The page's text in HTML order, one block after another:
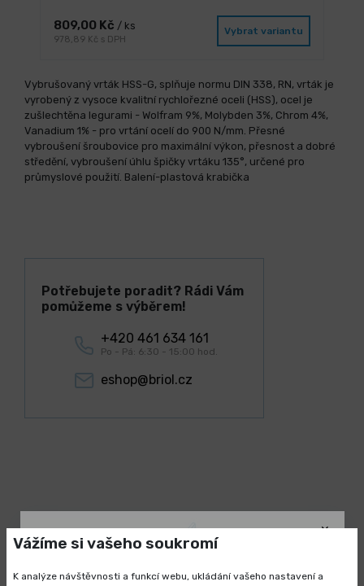
809,00 Kč / ks
978,89 Kč s DPH
Vybrat variantu
Vybrušovaný vrták HSS-G, splňuje normu DIN 338, RN, vrták je
vyrobený z vysoce kvalitní rychlořezné oceli (HSS), ocel je
zušlechtěna legurami - Wolfram 9%, Molybden 3%, Chrom 4%,
Vanadium 1% - pro vrtání ocelí do 900 N/mm. Přesné
vybroušení šroubovice pro maximální výkon, přesnost a dobré
středění, vybroušení úhlu špičky vrtáku 135°, určené pro
průmyslové použití. Balení-plastová krabička
Potřebujete poradit? Rádi Vám
pomůžeme s výběrem!
+420 461 634 161
Po - Pá: 6:30 - 15:00 hod.
eshop@briol.cz
Lidé k tomuto produktu nejčastěji
kupují
Vážíme si vašeho soukromí
K analýze návštěvnosti a funkcí webu, ukládání vašeho nastavení a